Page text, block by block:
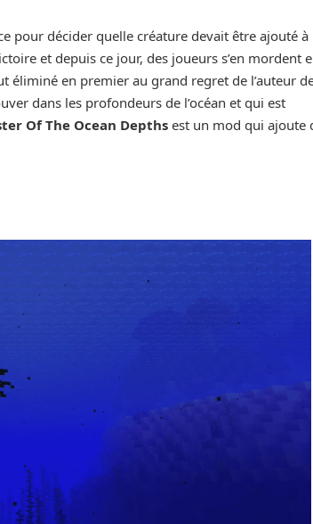
pour décider quelle créature devait être ajouté à
et depuis ce jour, des joueurs s’en mordent
éliminé en premier au grand regret de l’auteur
dans les profondeurs de l’océan et qui est
Of The Ocean Depths est un mod qui ajoute